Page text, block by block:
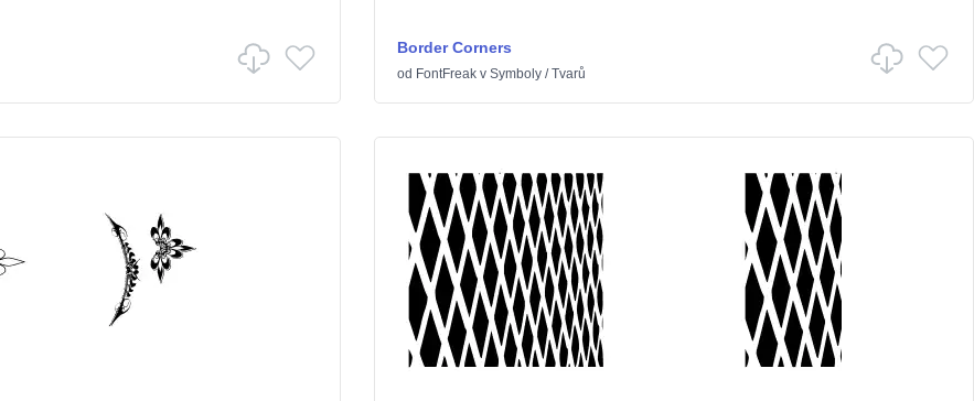
Border Corners
od FontFreakv Symboly/Tvarů